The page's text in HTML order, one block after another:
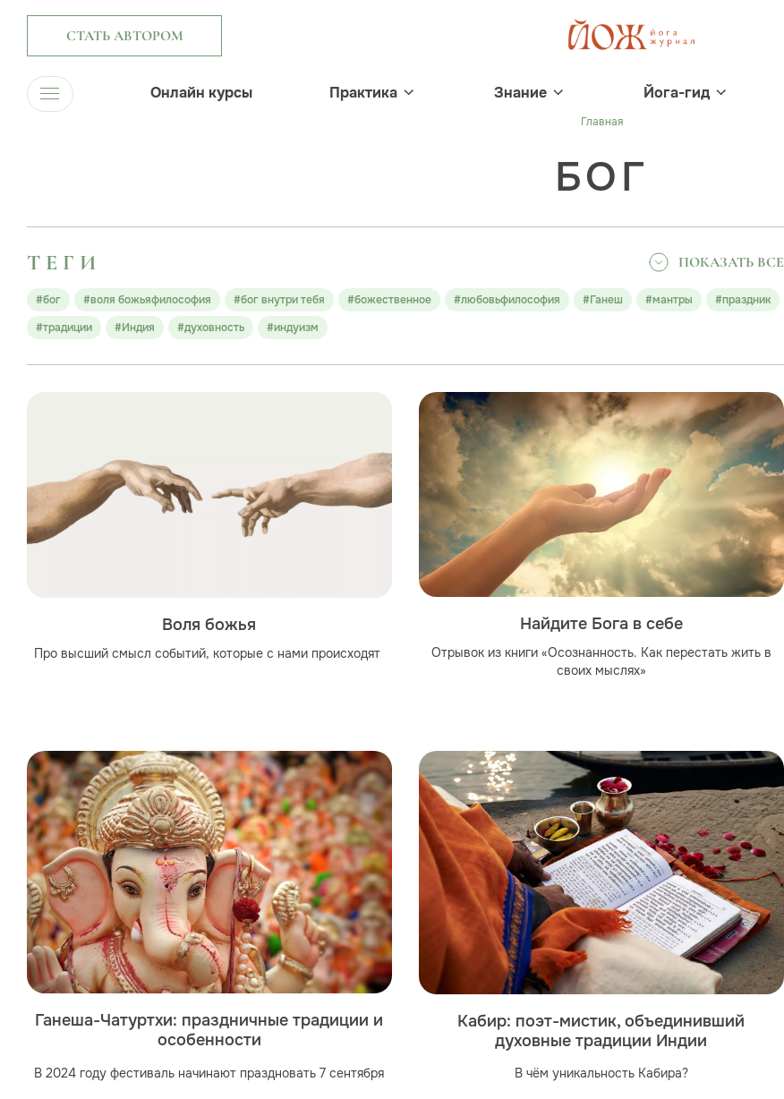
СТАТЬ АВТОРОМ
Онлайн курсы Практика Знание Йога-гид
Главная
БОГ
ТЕГИ ПОКАЗАТЬ ВСЕ
#бог #воля божьяфилософия #бог внутри тебя #божественное #любовьфилософия #Ганеш #мантры
#праздник
#традиции
#Индия #духовность #индуизм
Воля божья
Про высший смысл событий, которые с нами происходят
Найдите Бога в себе
Отрывок из книги «Осознанность. Как перестать жить в
своих мыслях»
Ганеша-Чатуртхи: праздничные традиции и
особенности
В 2024 году фестиваль начинают праздновать 7 сентября
Кабир: поэт-мистик, объединивший
духовные традиции Индии
В чём уникальность Кабира?